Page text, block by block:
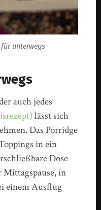
unterwegs
auch jedes
lässt sich
Das Porridge
in ein
Dose
Mittagspause, in
einem Ausflug